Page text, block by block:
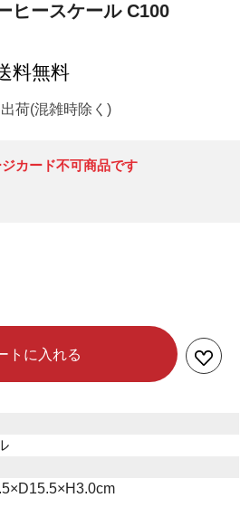
ヒースケール C100
料無料
荷(混雑時除く)
カード不可商品です
トに入れる